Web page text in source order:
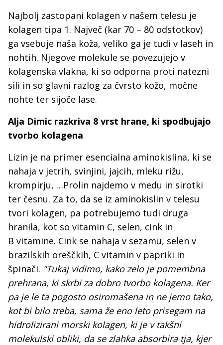
Najbolj zastopani kolagen v našem telesu je
kolagen tipa 1. Največ (kar 70 – 80 odstotkov)
ga vsebuje naša koža, veliko ga je tudi v laseh in
nohtih. Njegove molekule se povezujejo v
kolagenska vlakna, ki so odporna proti natezni
sili in so glavni razlog za čvrsto kožo, močne
nohte ter sijoče lase.
Alja Dimic razkriva 8 vrst hrane, ki spodbujajo
tvorbo kolagena
Lizin je na primer esencialna aminokislina, ki se
nahaja v jetrih, svinjini, jajcih, mleku rižu,
krompirju, …Prolin najdemo v medu in sirotki
ter česnu. Za to, da se iz aminokislin v telesu
tvori kolagen, pa potrebujemo tudi druga
hranila, kot so vitamin C, selen, cink in
B vitamine. Cink se nahaja v sezamu, selen v
brazilskih oreščkih, C vitamin v papriki in
špinači. "Tukaj vidimo, kako zelo je pomembna
prehrana, ki skrbi za dobro tvorbo kolagena. Ker
pa je le ta pogosto osiromašena in ne jemo tako,
kot bi bilo treba, sama že eno leto prisegam na
hidrolizirani morski kolagen, ki je v takšni
molekulski obliki, da se zlahka absorbira tja, kjer